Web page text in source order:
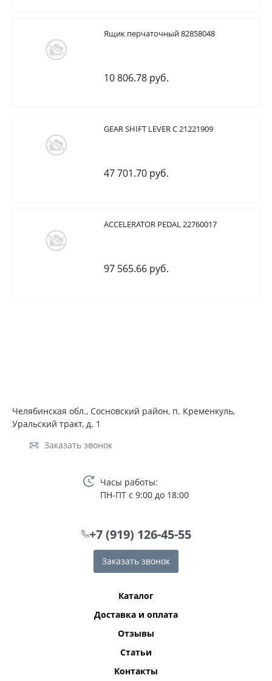
Ящик перчаточный 82858048
10 806.78 руб.
GEAR SHIFT LEVER C 21221909
47 701.70 руб.
ACCELERATOR PEDAL 22760017
97 565.66 руб.
Челябинская обл., Сосновский район, п. Кременкуль,
Уральский тракт, д. 1
Заказать звонок
Часы работы:
ПН-ПТ с 9:00 до 18:00
+7 (919) 126-45-55
Заказать звонок
Каталог
Доставка и оплата
Отзывы
Статьи
Контакты